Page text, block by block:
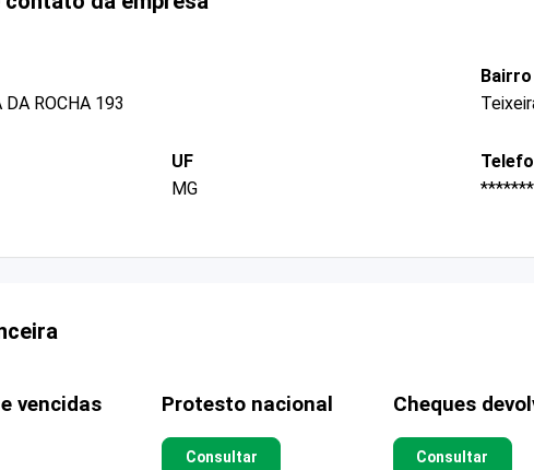
DA ROCHA 193
Bairro
UF
MG
vencidas Protesto nacional
Consultar
Cheques
Consultar